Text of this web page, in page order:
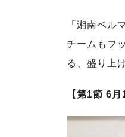
「湘南ベル
チームもフ
る、盛り上
【第1節 6